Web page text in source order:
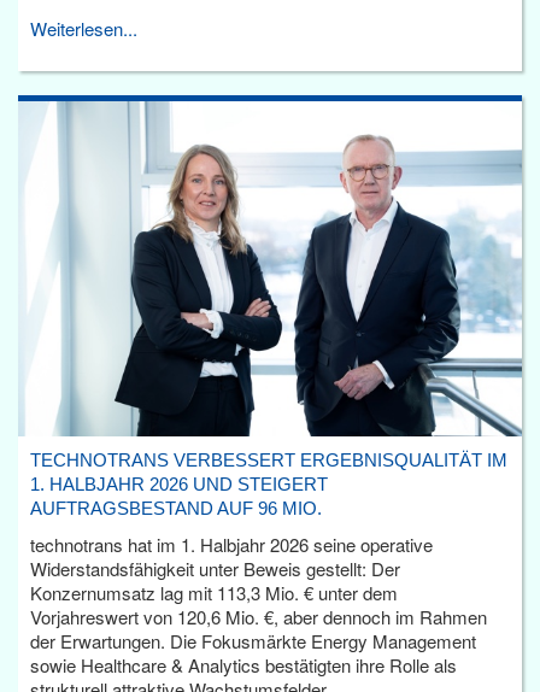
Weiterlesen...
TECHNOTRANS VERBESSERT ERGEBNISQUALITÄT IM
1. HALBJAHR 2026 UND STEIGERT
AUFTRAGSBESTAND AUF 96 MIO.
technotrans hat im 1. Halbjahr 2026 seine operative
Widerstandsfähigkeit unter Beweis gestellt: Der
Konzernumsatz lag mit 113,3 Mio. € unter dem
Vorjahreswert von 120,6 Mio. €, aber dennoch im Rahmen
der Erwartungen. Die Fokusmärkte Energy Management
sowie Healthcare & Analytics bestätigten ihre Rolle als